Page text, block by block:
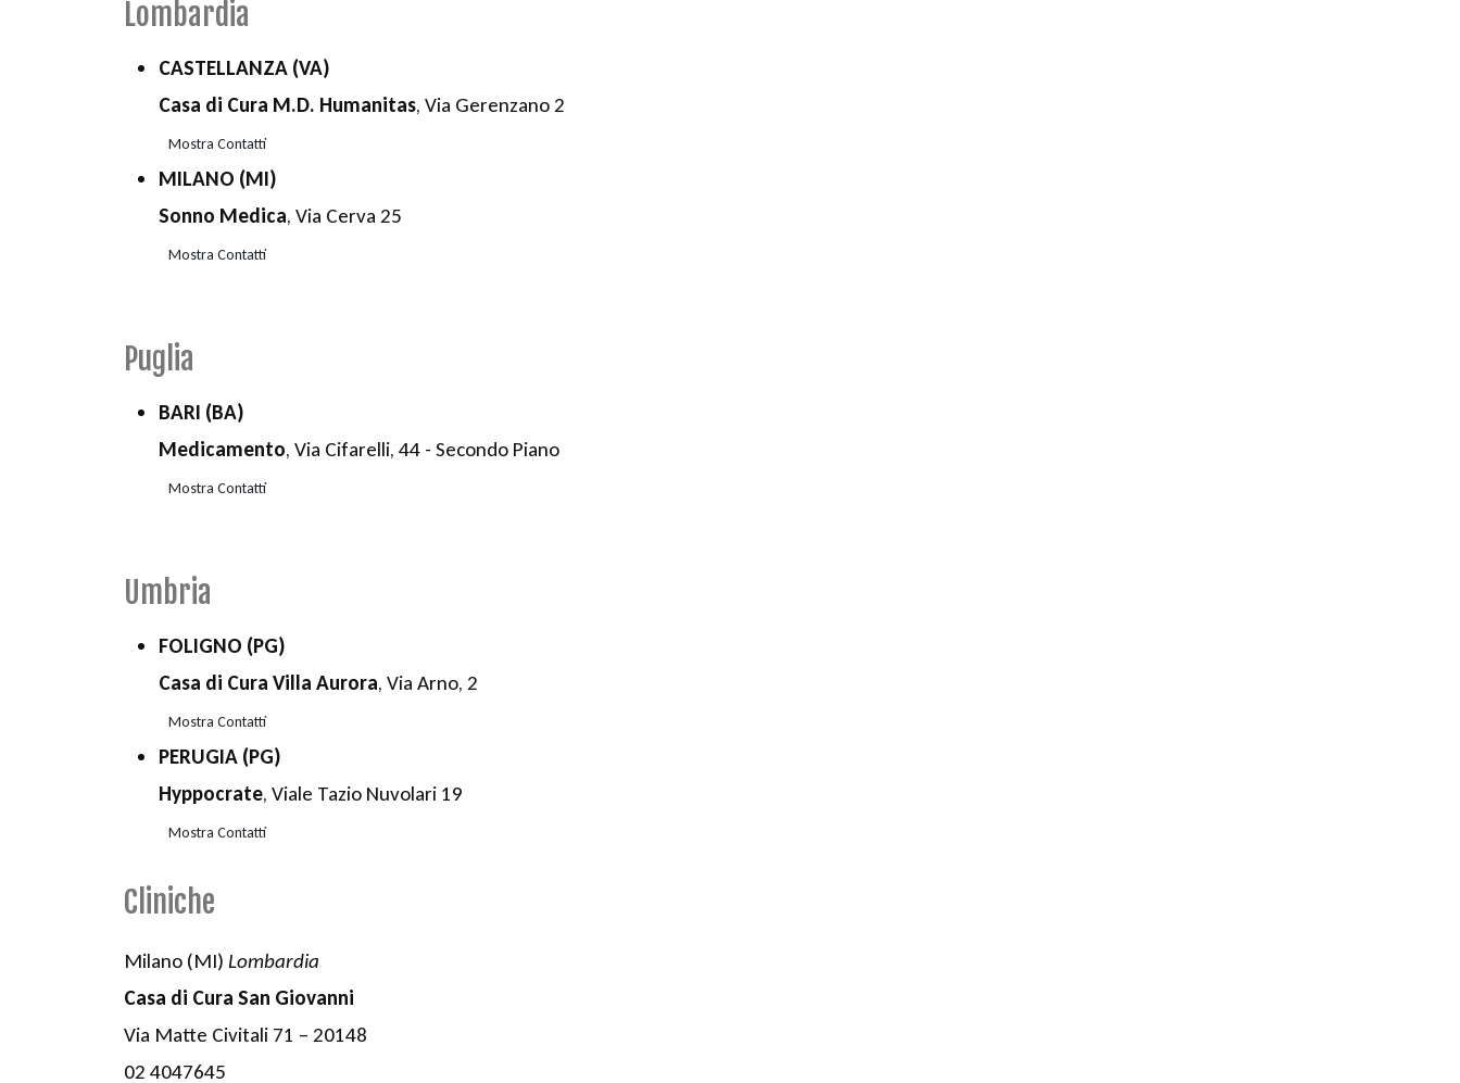
Lombardia
CASTELLANZA (VA)
Casa di Cura M.D. Humanitas, Via Gerenzano 2
Mostra Contatti
MILANO (MI)
Sonno Medica, Via Cerva 25
Mostra Contatti
Puglia
BARI (BA)
Medicamento, Via Cifarelli, 44 - Secondo Piano
Mostra Contatti
Umbria
FOLIGNO (PG)
Casa di Cura Villa Aurora, Via Arno, 2
Mostra Contatti
PERUGIA (PG)
Hyppocrate, Viale Tazio Nuvolari 19
Mostra Contatti
Cliniche
Milano (MI) Lombardia
Casa di Cura San Giovanni
Via Matte Civitali 71 – 20148
02 4047645